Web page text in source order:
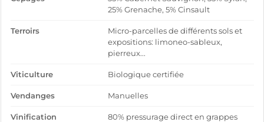
25% Grenache, 5% Cinsault
Terroirs
Micro-parcelles de différents sols et
expositions: limoneo-sableux,
pierreux...
Viticulture Biologique certifiée
Vendanges Manuelles
Vinification
80% pressurage direct en grappes